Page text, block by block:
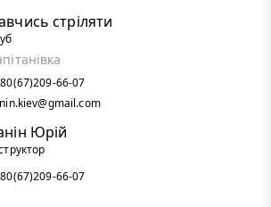
стріляти
66-07
Юрій
66-07